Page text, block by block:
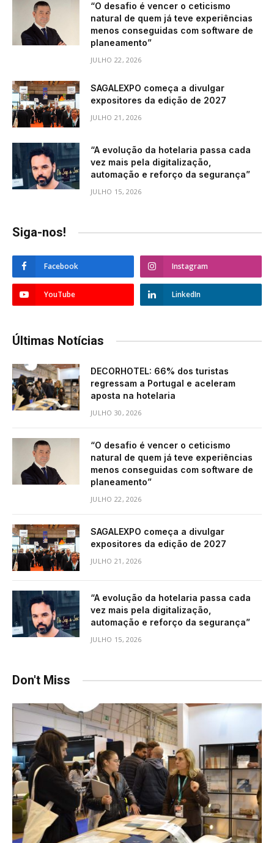
“O desafio é vencer o ceticismo
natural de quem já teve experiências
menos conseguidas com software de
planeamento”
JULHO 22, 2026
SAGALEXPO começa a divulgar
expositores da edição de 2027
JULHO 21, 2026
“A evolução da hotelaria passa cada
vez mais pela digitalização,
automação e reforço da segurança”
JULHO 15, 2026
Siga-nos!
Facebook Instagram
YouTube LinkedIn
Últimas Notícias
DECORHOTEL: 66% dos turistas
regressam a Portugal e aceleram
aposta na hotelaria
JULHO 30, 2026
“O desafio é vencer o ceticismo
natural de quem já teve experiências
menos conseguidas com software de
planeamento”
JULHO 22, 2026
SAGALEXPO começa a divulgar
expositores da edição de 2027
JULHO 21, 2026
“A evolução da hotelaria passa cada
vez mais pela digitalização,
automação e reforço da segurança”
JULHO 15, 2026
Don't Miss